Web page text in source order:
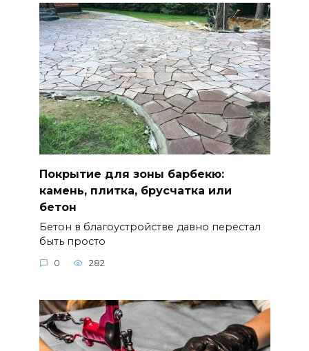
Покрытие для зоны барбекю:
камень, плитка, брусчатка или
бетон
Бетон в благоустройстве давно перестал
быть просто
0 282